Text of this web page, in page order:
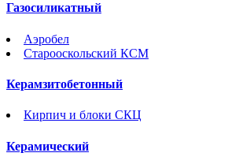
Газосиликатный
Аэробел
Старооскольский КСМ
Керамзитобетонный
Кирпич и блоки СКЦ
Керамический